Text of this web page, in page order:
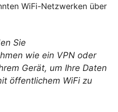
WiFi-Netzwerken über
Sie
wie ein VPN oder
Gerät, um Ihre Daten
öffentlichem WiFi zu